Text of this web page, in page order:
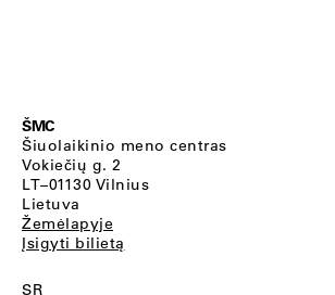
ŠMC
Šiuolaikinio meno centras
Vokiečių g. 2
LT–01130 Vilnius
Lietuva
Žemėlapyje
Įsigyti bilietą
SR